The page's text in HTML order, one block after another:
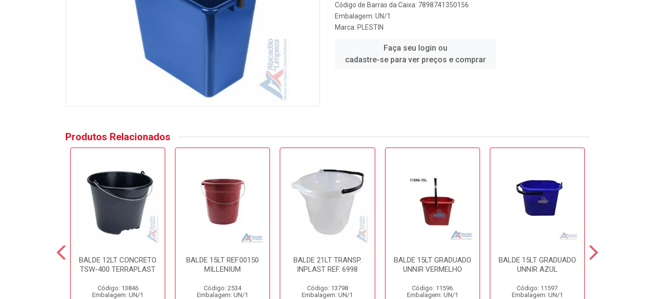
Código de Barras da Caixa: 7898741350156
Embalagem: UN/1
Marca: PLESTIN
Faça seu login ou
cadastre-se para ver preços e comprar
Produtos Relacionados
BALDE 12LT CONCRETO
TSW-400 TERRAPLAST
Código: 13846
Embalagem: UN/1
BALDE 15LT REF.00150
MILLENIUM
Código: 2534
Embalagem: UN/1
BALDE 21LT TRANSP.
INPLAST REF. 6998
Código: 13798
Embalagem: UN/1
BALDE 15LT GRADUADO
UNNIR VERMELHO
Código: 11596
Embalagem: UN/1
BALDE 15LT GRADUADO
UNNIR AZUL
Código: 11597
Embalagem: UN/1